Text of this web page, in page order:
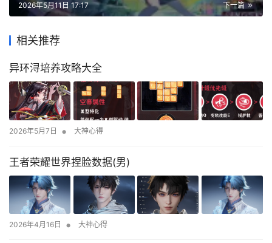
下一篇
2026年5月11日 17:17
相关推荐
异环浔培养攻略大全
2026年5月7日 • 大神心得
王者荣耀世界捏脸数据(男)
2026年4月16日 • 大神心得